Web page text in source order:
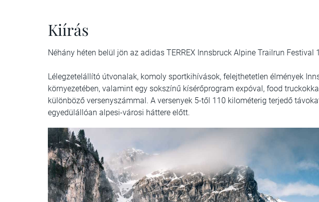
Kiírás
Néhány héten belül jön az adidas TERREX Innsbruck Alpine Trailrun Festival
Lélegzetelállító útvonalak, komoly sportkihívások, felejthetetlen élmények
környezetében, valamint egy sokszínű kísérőprogram expóval, food
különböző versenyszámmal. A versenyek 5-től 110 kilométerig terjedő
egyedülállóan alpesi-városi háttere előtt.